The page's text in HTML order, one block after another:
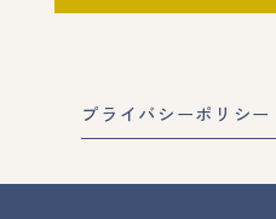
プライバシーポリシ